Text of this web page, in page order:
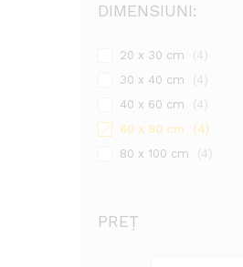
DIMENSIUNI:
20 x 30 cm
(4)
30 x 40 cm
(4)
40 x 60 cm
(4)
60 x 80 cm
(4)
80 x 100 cm
(4)
PREȚ